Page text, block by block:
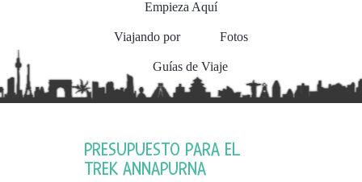
Empieza Aquí
Viajando por Fotos
Guías de Viaje
PRESUPUESTO PARA EL
TREK ANNAPURNA